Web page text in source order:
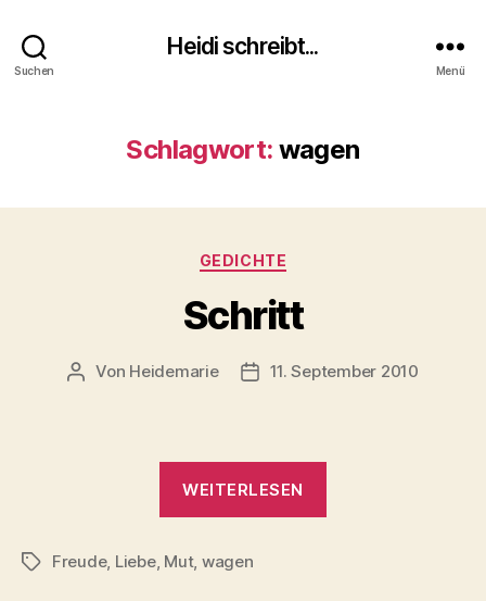
Suchen
Heidi schreibt...
Menü
Schlagwort: wagen
Kategorien
GEDICHTE
Schritt
Beitragsautor
Von Heidemarie Veröffentlichungsdatum
11. September 2010
WEITERLESEN
Schlagwörter
Freude, Liebe, Mut, wagen